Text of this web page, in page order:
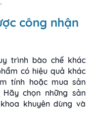
công nhận
trình bào chế khác
có hiệu quả khác
tính hoặc mua sản
chọn những sản
khuyên dùng và